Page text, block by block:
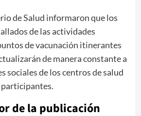
de Salud informaron que los
de las actividades
de vacunación itinerantes
de manera constante a
sociales de los centros de salud
de la publicación